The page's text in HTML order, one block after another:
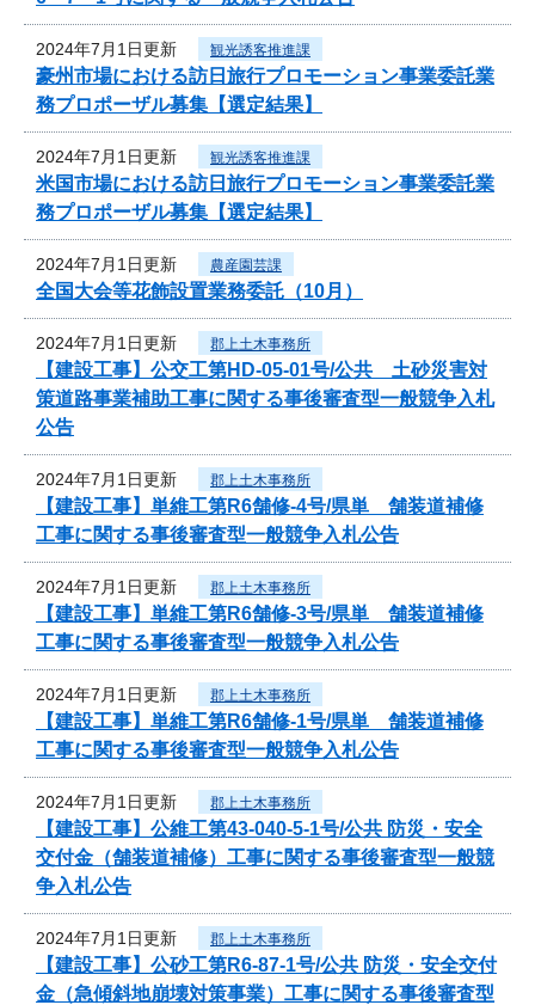
2024年7月1日更新 観光誘客推進課
豪州市場における訪日旅行プロモーション事業委託業
務プロポーザル募集【選定結果】
2024年7月1日更新 観光誘客推進課
米国市場における訪日旅行プロモーション事業委託業
務プロポーザル募集【選定結果】
2024年7月1日更新 農産園芸課
全国大会等花飾設置業務委託（10月）
2024年7月1日更新 郡上土木事務所
【建設工事】公交工第HD-05-01号/公共 土砂災害対
策道路事業補助工事に関する事後審査型一般競争入札
公告
2024年7月1日更新 郡上土木事務所
【建設工事】単維工第R6舗修-4号/県単 舗装道補修
工事に関する事後審査型一般競争入札公告
2024年7月1日更新 郡上土木事務所
【建設工事】単維工第R6舗修-3号/県単 舗装道補修
工事に関する事後審査型一般競争入札公告
2024年7月1日更新 郡上土木事務所
【建設工事】単維工第R6舗修-1号/県単 舗装道補修
工事に関する事後審査型一般競争入札公告
2024年7月1日更新 郡上土木事務所
【建設工事】公維工第43-040-5-1号/公共 防災・安全
交付金（舗装道補修）工事に関する事後審査型一般競
争入札公告
2024年7月1日更新 郡上土木事務所
【建設工事】公砂工第R6-87-1号/公共 防災・安全交付
金（急傾斜地崩壊対策事業）工事に関する事後審査型